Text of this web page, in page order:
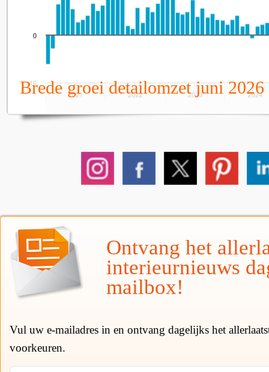
Brede groei detailomzet juni 2026
Ontvang het
interieurnieuws
mailbox!
Vul uw e-mailadres in en ontvang dagelijks het
voorkeuren.